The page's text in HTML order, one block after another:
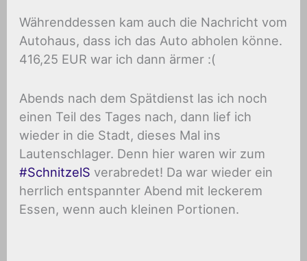
Währenddessen kam auch die Nachricht vom
Autohaus, dass ich das Auto abholen könne.
416,25 EUR war ich dann ärmer :(
Abends nach dem Spätdienst las ich noch
einen Teil des Tages nach, dann lief ich
wieder in die Stadt, dieses Mal ins
Lautenschlager. Denn hier waren wir zum
#SchnitzelS verabredet! Da war wieder ein
herrlich entspannter Abend mit leckerem
Essen, wenn auch kleinen Portionen.